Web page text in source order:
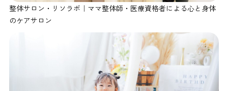
整体サロン・リソラボ｜ママ整体師・医療資格者による心と身体
のケアサロン